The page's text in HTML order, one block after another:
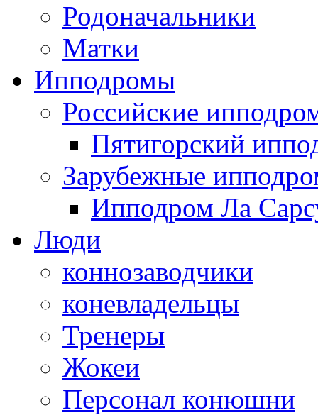
Родоначальники
Матки
Ипподромы
Российские
Пятигорский
Зарубежные
Ипподром Ла
Люди
коннозаводчики
коневладельцы
Тренеры
Жокеи
Персонал конюшни